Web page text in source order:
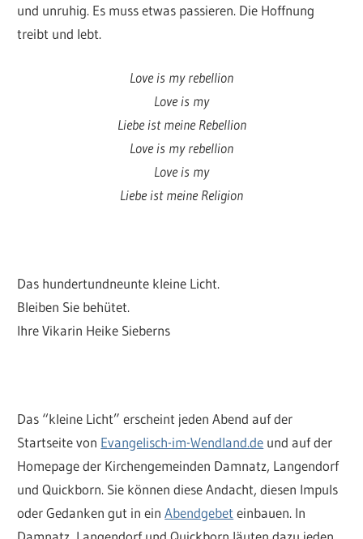
und unruhig. Es muss etwas passieren. Die Hoffnung
treibt und lebt.
Love is my rebellion
Love is my
Liebe ist meine Rebellion
Love is my rebellion
Love is my
Liebe ist meine Religion
Das hundertundneunte kleine Licht.
Bleiben Sie behütet.
Ihre Vikarin Heike Sieberns
Das “kleine Licht” erscheint jeden Abend auf der
Startseite von Evangelisch-im-Wendland.de und auf der
Homepage der Kirchengemeinden Damnatz, Langendorf
und Quickborn. Sie können diese Andacht, diesen Impuls
oder Gedanken gut in einAbendgebet einbauen. In